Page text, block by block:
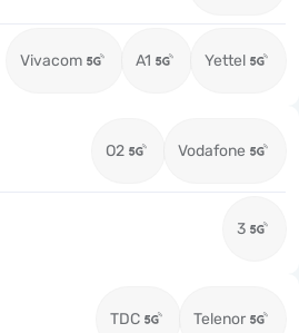
Vivacom A1 Yettel
O2 Vodafone
3
TDC Telenor